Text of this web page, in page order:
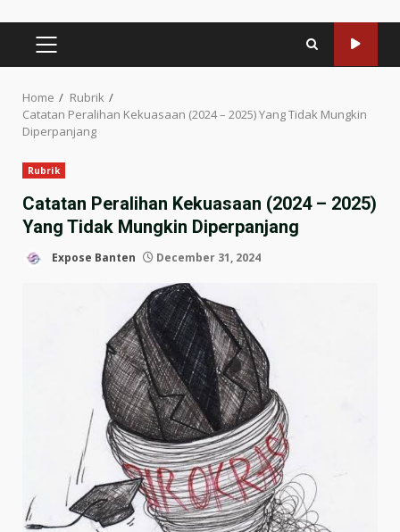
PRIMARY
MENU
Home
Rubrik
Catatan Peralihan Kekuasaan (2024 – 2025) Yang Tidak Mungkin
Diperpanjang
Rubrik
Catatan Peralihan Kekuasaan (2024 – 2025)
Yang Tidak Mungkin Diperpanjang
Expose Banten December 31, 2024